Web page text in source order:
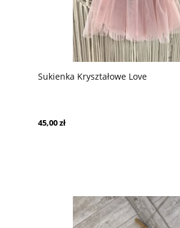
Sukienka Kryształowe Love
45,00 zł